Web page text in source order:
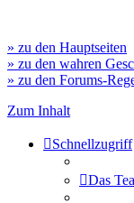
» zu den Hauptseiten
» zu den wahren
» zu den Forums-
Zum Inhalt
Schnellzugriff
Das